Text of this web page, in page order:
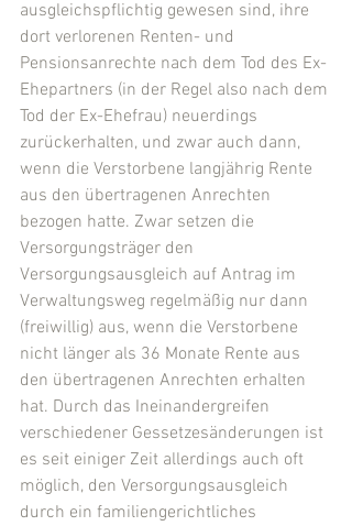
ausgleichspflichtig gewesen sind, ihre
dort verlorenen Renten- und
Pensionsanrechte nach dem Tod des Ex-
Ehepartners (in der Regel also nach dem
Tod der Ex-Ehefrau) neuerdings
zurückerhalten, und zwar auch dann,
wenn die Verstorbene langjährig Rente
aus den übertragenen Anrechten
bezogen hatte. Zwar setzen die
Versorgungsträger den
Versorgungsausgleich auf Antrag im
Verwaltungsweg regelmäßig nur dann
(freiwillig) aus, wenn die Verstorbene
nicht länger als 36 Monate Rente aus
den übertragenen Anrechten erhalten
hat. Durch das Ineinandergreifen
verschiedener Gessetzesänderungen ist
es seit einiger Zeit allerdings auch oft
möglich, den Versorgungsausgleich
durch ein familiengerichtliches